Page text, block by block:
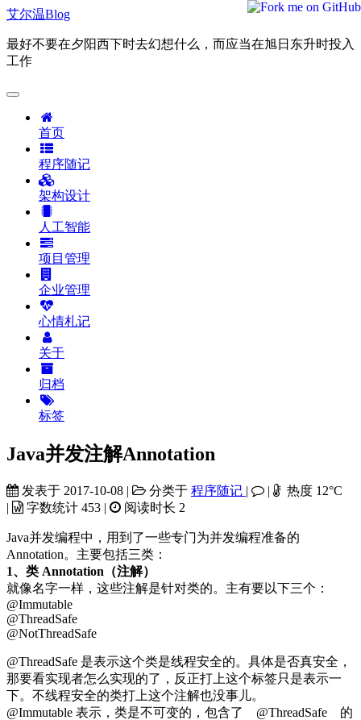
艾尔温Blog
最好不要在夕阳西下时去幻想什么，而应当在旭日东升时投入
工作
首页
程序随记
架构设计
人工智能
项目管理
企业管理
心情札记
关于
归档
标签
Java并发注解Annotation
发表于 2017-10-08 | 分类于 程序随记 | | 热度 12°C
|
字数统计 453 | 阅读时长 2
Java并发编程中，用到了一些专门为并发编程准备的
Annotation。主要包括三类：
1、类 Annotation（注解）
就像名字一样，这些注解是针对类的。主有要以下三个：
@Immutable
@ThreadSafe
@NotThreadSafe
@ThreadSafe 是表示这个类是线程安全的。具体是否真安全，
那要看实现者怎么实现的了，反正打上这个标签只是表示一
下。不线程安全的类打上这个注解也没事儿。
@Immutable 表示，类是不可变的，包含了 @ThreadSafe 的